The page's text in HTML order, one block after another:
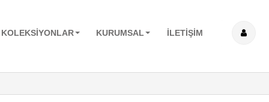
KOLEKSİYONLAR KURUMSAL İLETİŞİM